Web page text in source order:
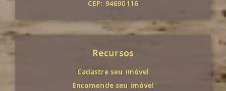
CEP: 94690116
Recursos
Cadastre seu imóvel
Encomende seu imóvel